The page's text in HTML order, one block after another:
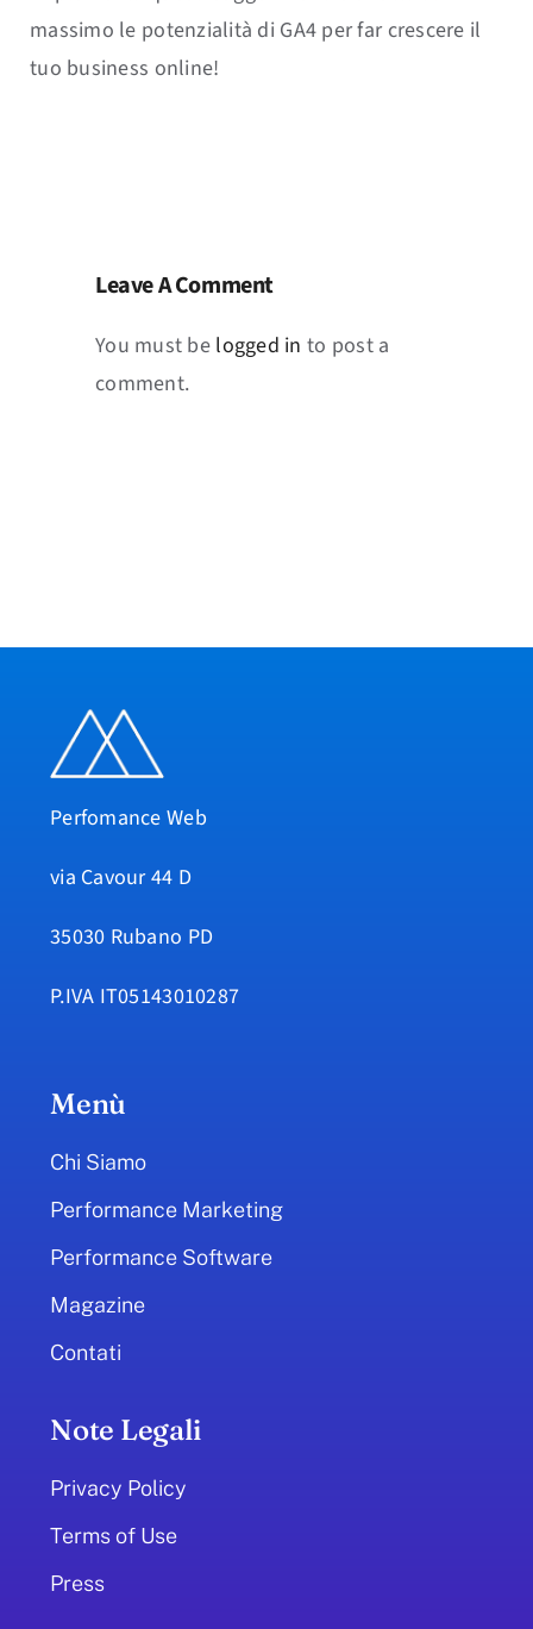
massimo le potenzialità di GA4 per far crescere il
tuo business online!
Leave A Comment
You must be logged in to post a
comment.
Perfomance Web
via Cavour 44 D
35030 Rubano PD
P.IVA IT05143010287
Menù
Chi Siamo
Performance Marketing
Performance Software
Magazine
Contati
Note Legali
Privacy Policy
Terms of Use
Press